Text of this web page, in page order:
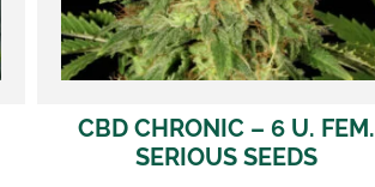
CBD CHRONIC – 6 U. FEM.
SERIOUS SEEDS